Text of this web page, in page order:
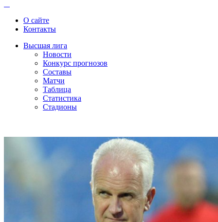
О сайте
Контакты
Высшая лига
Новости
Конкурс прогнозов
Составы
Матчи
Таблица
Статистика
Стадионы